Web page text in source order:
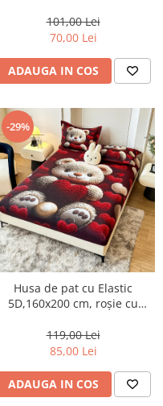
101,00 Lei
70,00 Lei
ADAUGA IN COS
-29%
Husa de pat cu Elastic
5D,160x200 cm, roșie cu
119,00 Lei
85,00 Lei
ADAUGA IN COS